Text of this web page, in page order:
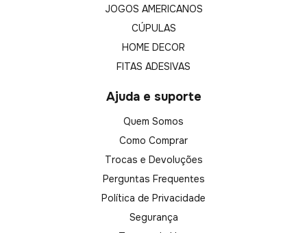
JOGOS AMERICANOS
CÚPULAS
HOME DECOR
FITAS ADESIVAS
Ajuda e suporte
Quem Somos
Como Comprar
Trocas e Devoluções
Perguntas Frequentes
Política de Privacidade
Segurança